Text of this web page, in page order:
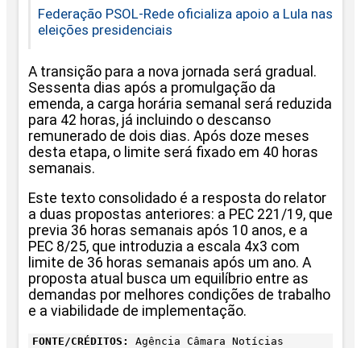
Federação PSOL-Rede oficializa apoio a Lula nas
eleições presidenciais
A transição para a nova jornada será gradual.
Sessenta dias após a promulgação da
emenda, a carga horária semanal será reduzida
para 42 horas, já incluindo o descanso
remunerado de dois dias. Após doze meses
desta etapa, o limite será fixado em 40 horas
semanais.
Este texto consolidado é a resposta do relator
a duas propostas anteriores: a PEC 221/19, que
previa 36 horas semanais após 10 anos, e a
PEC 8/25, que introduzia a escala 4x3 com
limite de 36 horas semanais após um ano. A
proposta atual busca um equilíbrio entre as
demandas por melhores condições de trabalho
e a viabilidade de implementação.
FONTE/CRÉDITOS: Agência Câmara Notícias